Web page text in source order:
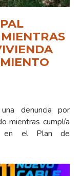
denuncia por
mientras cumplía
en el Plan de